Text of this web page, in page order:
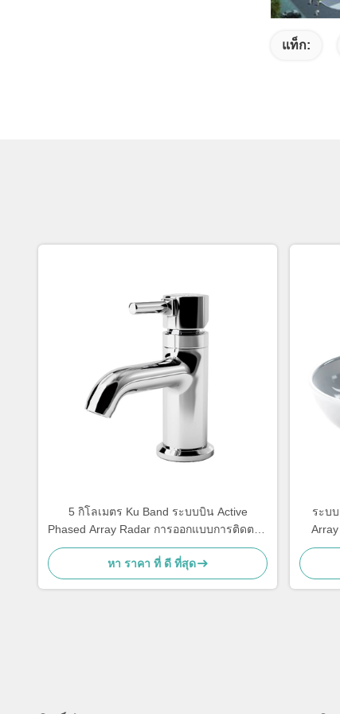
แท็ก:
5 กิโลเมตร Ku Band ระบบบิน Active
Phased Array Radar การออกแบบการติดตาม
เป้าหมาย
หา ราคา ที่ ดี ที่สุด
ระบ
Band
อาก
ระบ